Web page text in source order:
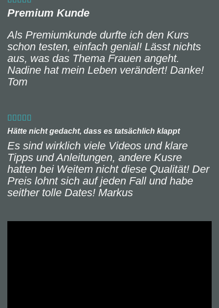
Premium Kunde
Als Premiumkunde durfte ich den Kurs
schon testen, einfach genial! Lässt nichts
aus, was das Thema Frauen angeht.
Nadine hat mein Leben verändert! Danke!
Tom
Hätte nicht gedacht, dass es tatsächlich klappt
Es sind wirklich viele Videos und klare
Tipps und Anleitungen, andere Kusre
hatten bei Weitem nicht diese Qualität! Der
Preis lohnt sich auf jeden Fall und habe
seither tolle Dates! Markus